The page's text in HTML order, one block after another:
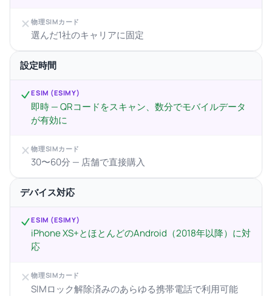
物理SIMカード
選んだ1社のキャリアに固定
設定時間
ESIM (ESIMY)
即時 — QRコードをスキャン、数分でモバイルデータ
が有効に
物理SIMカード
30〜60分 — 店舗で直接購入
デバイス対応
ESIM (ESIMY)
iPhone XS+とほとんどのAndroid（2018年以降）に対
応
物理SIMカード
SIMロック解除済みのあらゆる携帯電話で利用可能